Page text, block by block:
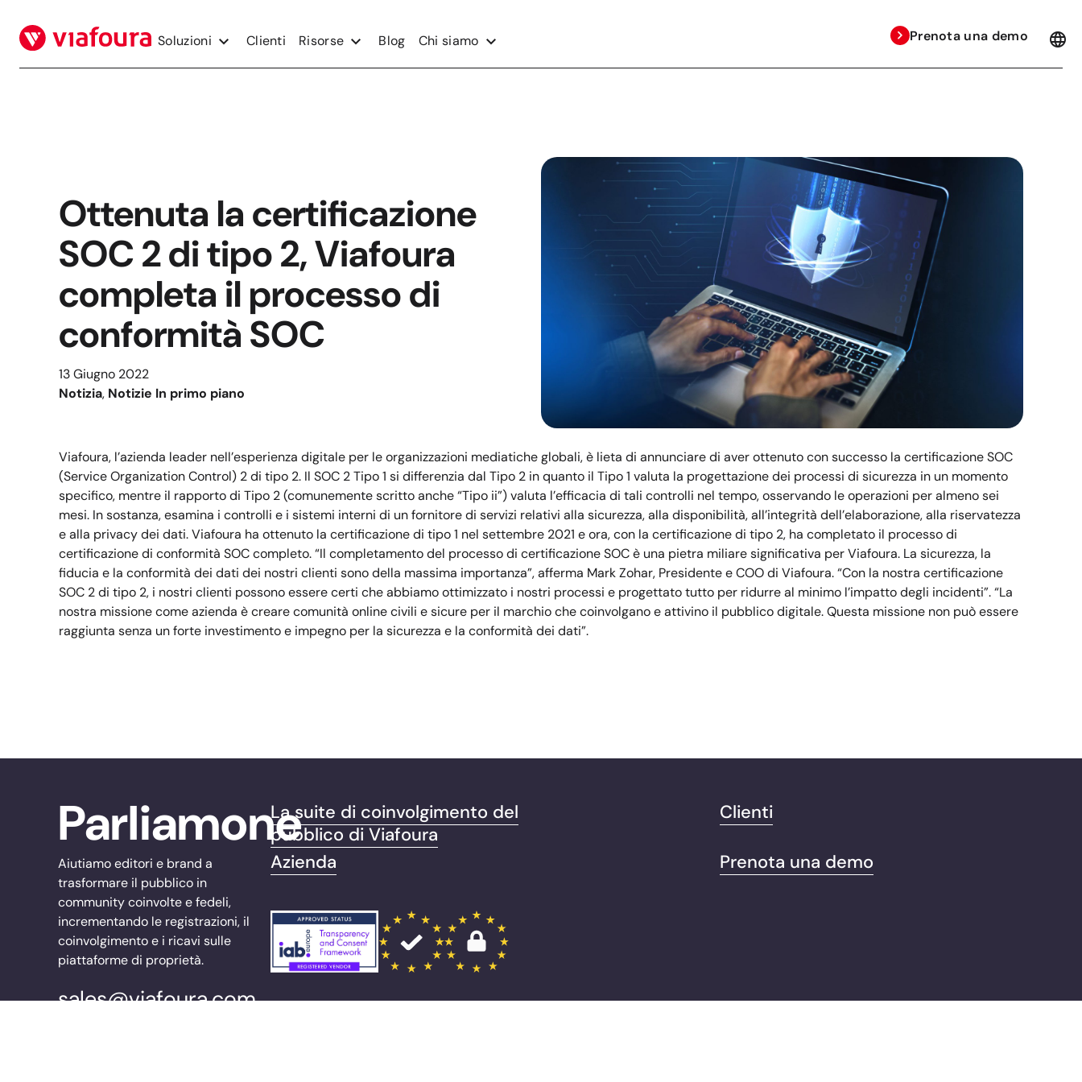
contenuto
Soluzioni Clienti Risorse Blog Chi siamo Prenota una demo
Ottenuta la certificazione
SOC 2 di tipo 2, Viafoura
completa il processo di
conformità SOC
13 Giugno 2022
Notizia, Notizie In primo piano
Viafoura, l’azienda leader nell’esperienza digitale per le organizzazioni mediatiche globali, è lieta di annunciare di aver ottenuto con successo la certificazione SOC
(Service Organization Control) 2 di tipo 2. Il SOC 2 Tipo 1 si differenzia dal Tipo 2 in quanto il Tipo 1 valuta la progettazione dei processi di sicurezza in un momento
specifico, mentre il rapporto di Tipo 2 (comunemente scritto anche “Tipo ii”) valuta l’efficacia di tali controlli nel tempo, osservando le operazioni per almeno sei
mesi. In sostanza, esamina i controlli e i sistemi interni di un fornitore di servizi relativi alla sicurezza, alla disponibilità, all’integrità dell’elaborazione, alla riservatezza
e alla privacy dei dati. Viafoura ha ottenuto la certificazione di tipo 1 nel settembre 2021 e ora, con la certificazione di tipo 2, ha completato il processo di
certificazione di conformità SOC completo. “Il completamento del processo di certificazione SOC è una pietra miliare significativa per Viafoura. La sicurezza, la
fiducia e la conformità dei dati dei nostri clienti sono della massima importanza”, afferma Mark Zohar, Presidente e COO di Viafoura. “Con la nostra certificazione
SOC 2 di tipo 2, i nostri clienti possono essere certi che abbiamo ottimizzato i nostri processi e progettato tutto per ridurre al minimo l’impatto degli incidenti”. “La
nostra missione come azienda è creare comunità online civili e sicure per il marchio che coinvolgano e attivino il pubblico digitale. Questa missione non può essere
raggiunta senza un forte investimento e impegno per la sicurezza e la conformità dei dati”.
Parliamone
Aiutiamo editori e brand a
trasformare il pubblico in
community coinvolte e fedeli,
incrementando le registrazioni, il
coinvolgimento e i ricavi sulle
piattaforme di proprietà.
sales@viafoura.com
La suite di coinvolgimento del
pubblico di Viafoura
Clienti
Azienda Prenota una demo